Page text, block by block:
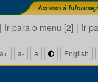
| Ir para o menu [2] | Ir
a+ a- a English